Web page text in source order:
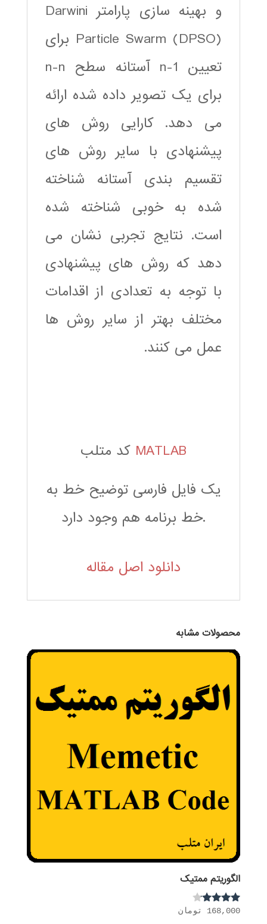
و بهینه سازی پارامتر Darwini
Particle Swarm (DPSO) برای
تعیین n-1 آستانه سطح n-n
برای یک تصویر داده شده ارائه
می دهد. کارایی روش های
پیشنهادی با سایر روش های
تقسیم بندی آستانه شناخته
شده به خوبی شناخته شده
است. نتایج تجربی نشان می
دهد که روش های پیشنهادی
با توجه به تعدادی از اقدامات
مختلف بهتر از سایر روش ها
عمل می کنند.
MATLAB
یک فایل فارسی توضیح خط به
خط برنامه هم وجود دارد.
دانلود اصل مقاله
محصولات مشابه
الگوریتم ممتیک
نمره
168,000 تومان